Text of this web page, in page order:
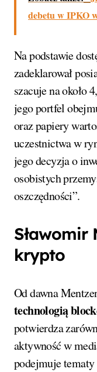
debetu w IPKO
Na podstawie
zadeklarował
szacuje na około
jego portfel
oraz papiery
uczestnictwa w
jego decyzja o
osobistych
oszczędności”.
Sławomir
krypto
Od dawna
technologią
potwierdza
aktywność w
podejmuje